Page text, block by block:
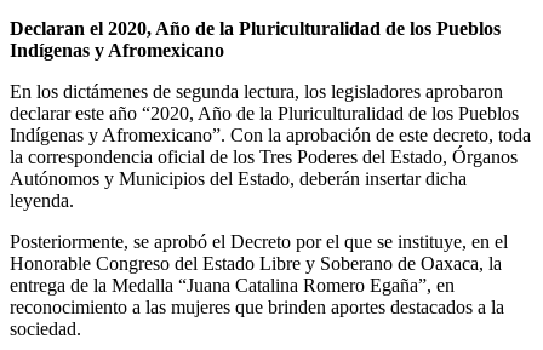
Declaran el 2020, Año de la Pluriculturalidad de los Pueblos
Indígenas y Afromexicano
En los dictámenes de segunda lectura, los legisladores aprobaron
declarar este año “2020, Año de la Pluriculturalidad de los Pueblos
Indígenas y Afromexicano”. Con la aprobación de este decreto, toda
la correspondencia oficial de los Tres Poderes del Estado, Órganos
Autónomos y Municipios del Estado, deberán insertar dicha
leyenda.
Posteriormente, se aprobó el Decreto por el que se instituye, en el
Honorable Congreso del Estado Libre y Soberano de Oaxaca, la
entrega de la Medalla “Juana Catalina Romero Egaña”, en
reconocimiento a las mujeres que brinden aportes destacados a la
sociedad.